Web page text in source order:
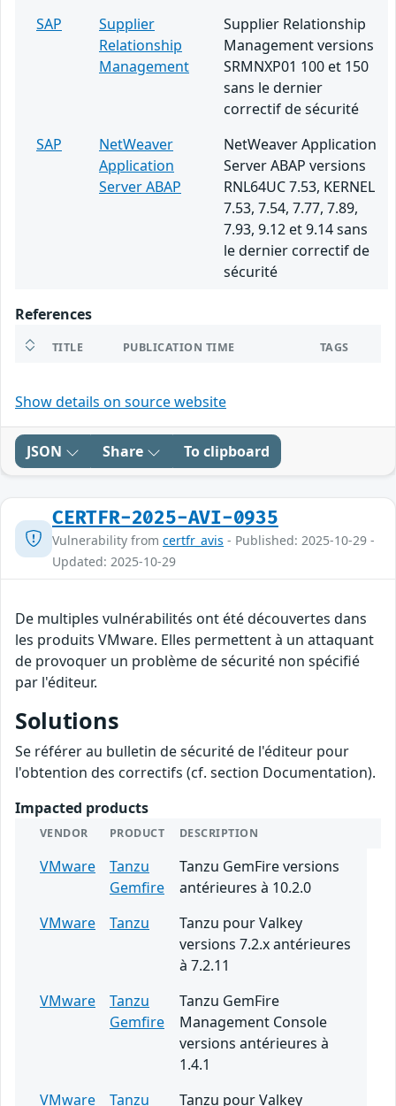
SAP
Supplier
Relationship
Management
Supplier Relationship
Management versions
SRMNXP01 100 et 150
sans le dernier
correctif de sécurité
SAP
NetWeaver
Application
Server ABAP
NetWeaver Application
Server ABAP versions
RNL64UC 7.53, KERNEL
7.53, 7.54, 7.77, 7.89,
7.93, 9.12 et 9.14 sans
le dernier correctif de
sécurité
References
TITLE PUBLICATION TIME TAGS
Show details on source website
JSON Share To clipboard
CERTFR-2025-AVI-0935
Vulnerability from certfr_avis - Published: 2025-10-29 -
Updated: 2025-10-29
De multiples vulnérabilités ont été découvertes dans
les produits VMware. Elles permettent à un attaquant
de provoquer un problème de sécurité non spécifié
par l'éditeur.
Solutions
Se référer au bulletin de sécurité de l'éditeur pour
l'obtention des correctifs (cf. section Documentation).
Impacted products
VENDOR PRODUCT DESCRIPTION
VMware
Tanzu
Gemfire
Tanzu GemFire versions
antérieures à 10.2.0
VMware
Tanzu
Tanzu pour Valkey
versions 7.2.x antérieures
à 7.2.11
VMware
Tanzu
Gemfire
Tanzu GemFire
Management Console
versions antérieures à
1.4.1
VMware
Tanzu Tanzu pour Valkey